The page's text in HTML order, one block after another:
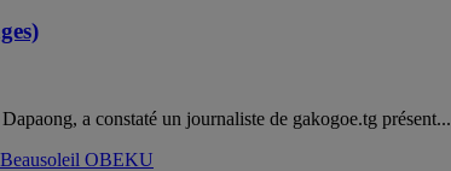
a constaté un journaliste de gakogoe.tg présent...